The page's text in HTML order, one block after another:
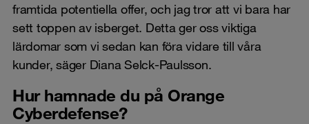
framtida potentiella offer, och jag tror att vi bara har
sett toppen av isberget. Detta ger oss viktiga
lärdomar som vi sedan kan föra vidare till våra
kunder, säger Diana Selck-Paulsson.
Hur hamnade du på Orange
Cyberdefense?